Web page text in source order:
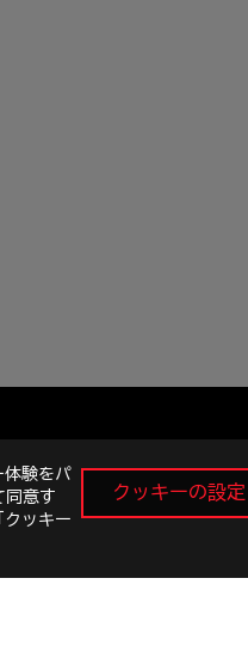
体験をパ
同意す
ッキー
クッキーの設定
新のお得情報などを手に入れよう